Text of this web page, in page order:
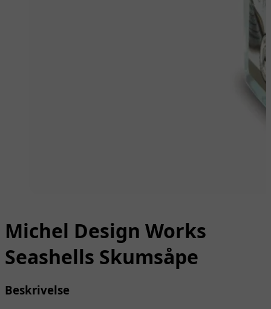
Michel Design Works
Seashells Skumsåpe
Beskrivelse